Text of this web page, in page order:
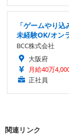
「ゲームやり
未経験OK/オン
BCC株式会社
大阪府
月給40万
正社員
関連リンク